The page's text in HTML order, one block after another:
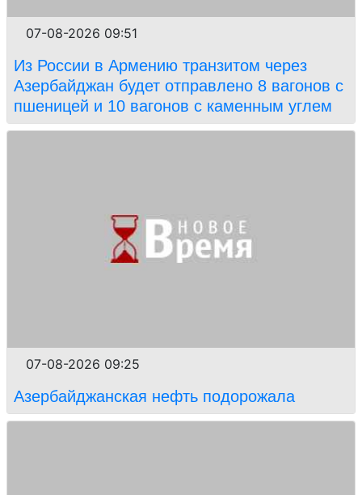
07-08-2026 09:51
Из России в Армению транзитом через
Азербайджан будет отправлено 8 вагонов с
пшеницей и 10 вагонов с каменным углем
07-08-2026 09:25
Азербайджанская нефть подорожала